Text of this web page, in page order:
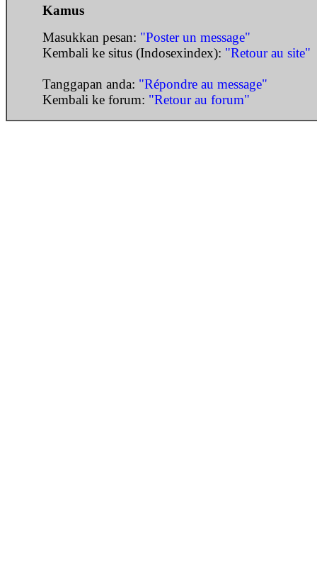
Kamus
Masukkan pesan: "Poster un message"
Kembali ke situs (Indosexindex): "Retour au site"
Tanggapan anda: "Répondre au message"
Kembali ke forum: "Retour au forum"